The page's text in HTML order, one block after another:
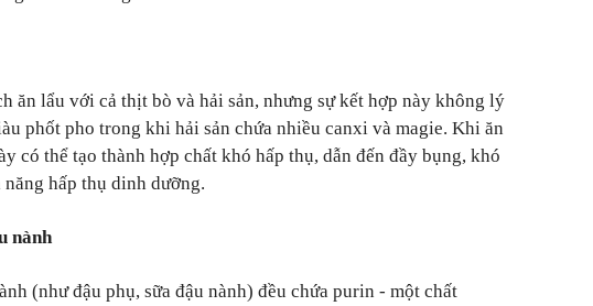
ăn lẩu với cả thịt bò và hải sản, nhưng sự kết hợp này không lý
phốt pho trong khi hải sản chứa nhiều canxi và magie. Khi ăn
có thể tạo thành hợp chất khó hấp thụ, dẫn đến đầy bụng, khó
hấp thụ dinh dưỡng.
nành
(như đậu phụ, sữa đậu nành) đều chứa purin - một chất